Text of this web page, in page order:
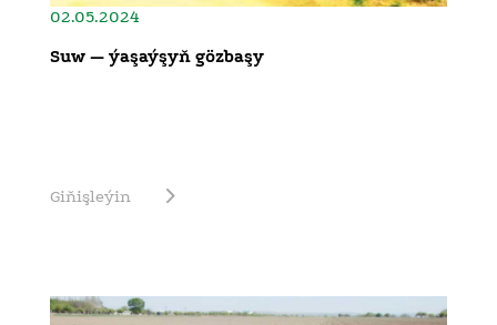
02.05.2024
Suw — ýaşaýşyň gözbaşy
Giňişleýin